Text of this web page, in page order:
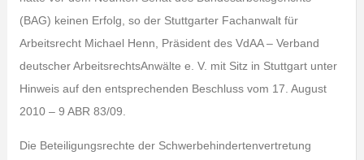
(BAG) keinen Erfolg, so der Stuttgarter Fachanwalt für
Arbeitsrecht Michael Henn, Präsident des VdAA – Verband
deutscher ArbeitsrechtsAnwälte e. V. mit Sitz in Stuttgart unter
Hinweis auf den entsprechenden Beschluss vom 17. August
2010 – 9 ABR 83/09.
Die Beteiligungsrechte der Schwerbehindertenvertretung